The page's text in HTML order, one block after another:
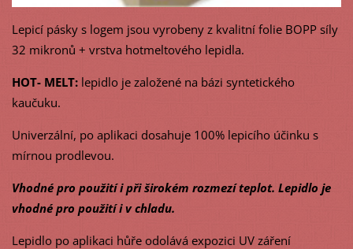
Lepicí pásky s logem jsou vyrobeny z kvalitní folie BOPP síly
32 mikronů + vrstva hotmeltového lepidla.
HOT- MELT:lepidlo je založené na bázi syntetického
kaučuku.
Univerzální, po aplikaci dosahuje 100% lepicího účinku s
mírnou prodlevou.
Vhodné pro použití i při širokém rozmezí teplot. Lepidlo je
vhodné pro použití i v chladu.
Lepidlo po aplikaci hůře odolává expozici UV záření